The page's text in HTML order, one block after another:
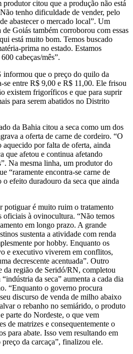
produtor citou que a produção não está
tenho dificuldade de vender, pelo
abastecer o mercado local”. Um
Goiás também corroborou com essas
está muito bom. Temos buscado
prima no estado. Estamos
cabeças/mês”.
que o preço do quilo da
se entre R$ 9,00 e R$ 11,00. Ele frisou
existem frigoríficos e que para suprir
para serem abatidos no Distrito
da Bahia citou a seca como um dos
a oferta de carne de cordeiro. “O
aquecido por falta de oferta, ainda
que afetou e continua afetando
Na mesma linha, um produtor do
“raramente encontra-se carne de
efeito duradouro da seca que ainda
potiguar é muito ruim o tratamento
oficiais à ovinocultura. “Não temos
em longo prazo. A grande
sustenta a atividade com renda
por hobby. Enquanto os
e executivo viverem em conflitos,
decrescente acentuada”. Outro
da região de Seridó/RN, completou
da seca” aumenta a cada dia
“Enquanto o governo procura
discurso de venda de milho abaixo
o rebanho no semiárido, o produto
parte do Nordeste, o que vem
de matrizes e consequentemente o
para abate. Isso vem resultando em
da carcaça”, finalizou ele.